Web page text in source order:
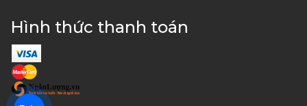
Hình thức thanh toán